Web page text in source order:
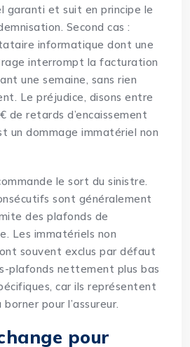
garanti et suit en principe le
Second cas :
informatique dont une
interrompt la facturation
une semaine, sans rien
Le préjudice, disons entre
de retards d’encaissement
un dommage immatériel non
le sort du sinistre.
sont généralement
des plafonds de
Les immatériels non
souvent exclus par défaut
plafonds nettement plus bas
car ils représentent
pour l’assureur.
pour